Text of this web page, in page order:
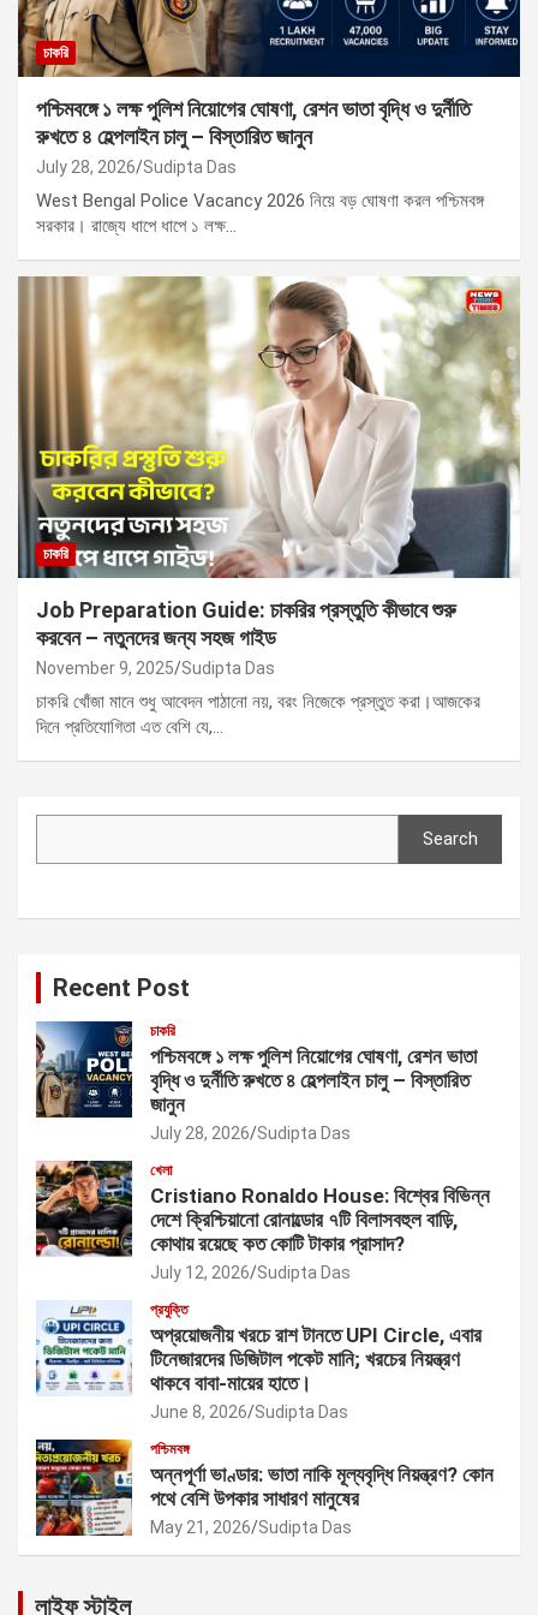
চাকরি
পশ্চিমবঙ্গে ১ লক্ষ পুলিশ নিয়োগের ঘোষণা, রেশন ভাতা বৃদ্ধি ও দুর্নীতি
রুখতে ৪ হেল্পলাইন চালু – বিস্তারিত জানুন
July 28, 2026 Sudipta Das
West Bengal Police Vacancy 2026 নিয়ে বড় ঘোষণা করল পশ্চিমবঙ্গ
সরকার। রাজ্যে ধাপে ধাপে ১ লক্ষ…
চাকরি
Job Preparation Guide: চাকরির প্রস্তুতি কীভাবে শুরু
করবেন – নতুনদের জন্য সহজ গাইড
November 9, 2025 Sudipta Das
চাকরি খোঁজা মানে শুধু আবেদন পাঠানো নয়, বরং নিজেকে প্রস্তুত করা।আজকের
দিনে প্রতিযোগিতা এত বেশি যে,…
Search
Recent Post
চাকরি
পশ্চিমবঙ্গে ১ লক্ষ পুলিশ নিয়োগের ঘোষণা, রেশন ভাতা
বৃদ্ধি ও দুর্নীতি রুখতে ৪ হেল্পলাইন চালু – বিস্তারিত
জানুন
July 28, 2026 Sudipta Das
খেলা
Cristiano Ronaldo House: বিশ্বের বিভিন্ন
দেশে ক্রিশ্চিয়ানো রোনাল্ডোর ৭টি বিলাসবহুল বাড়ি,
কোথায় রয়েছে কত কোটি টাকার প্রাসাদ?
July 12, 2026 Sudipta Das
প্রযুক্তি
অপ্রয়োজনীয় খরচে রাশ টানতে UPI Circle, এবার
টিনেজারদের ডিজিটাল পকেট মানি; খরচের নিয়ন্ত্রণ
থাকবে বাবা-মায়ের হাতে।
June 8, 2026 Sudipta Das
পশ্চিমবঙ্গ
অন্নপূর্ণা ভাণ্ডার: ভাতা নাকি মূল্যবৃদ্ধি নিয়ন্ত্রণ? কোন
পথে বেশি উপকার সাধারণ মানুষের
May 21, 2026 Sudipta Das
লাইফ স্টাইল